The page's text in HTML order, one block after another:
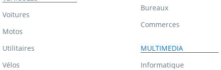
Voitures
Motos
Utilitaires
Vélos
Bureaux
Commerces
MULTIMEDIA
Informatique